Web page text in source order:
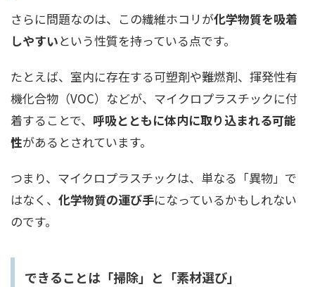
さらに問題なのは、この繊維ホコリが化学物質を吸着
しやすいという性質を持っている点です。
たとえば、室内に存在する可塑剤や難燃剤、揮発性有
機化合物（VOC）などが、マイクロプラスチックに付
着することで、 呼吸とともに体内に取り込まれる可能
性があるとされています。
つまり、マイクロプラスチックは、単なる「異物」で
はなく、 化学物質の運び手になっているかもしれない
のです。
できることは「掃除」と「素材選び」